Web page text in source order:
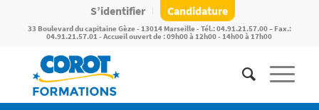
S’identifier Candidature
33 Boulevard du capitaine Gèze - 13014 Marseille - Tél.: 04.91.21.57.00 – Fax.:
04.91.21.57.01 - Accueil ouvert de : 09h00 à 12h00 - 14h00 à 17h00